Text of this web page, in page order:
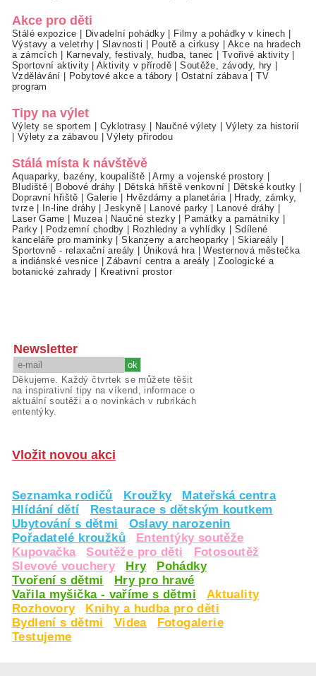
Akce pro děti
Stálé expozice Divadelní pohádky Filmy a pohádky v kinech
Výstavy a veletrhy|Slavnosti Poutě a cirkusy
Akce na hradech
a zámcích
Karnevaly, festivaly, hudba, tanec Tvořivé aktivity
Sportovní aktivity|Aktivity v přírodě |Soutěže, závody, hry
Vzdělávání
Pobytové akce a tábory Ostatní zábava|TV
program
Tipy na výlet
Výlety se sportem Cyklotrasy Naučné výlety
Výlety za historií
Výlety za zábavou |Výlety přírodou
Stálá místa k návštěvě
Aquaparky, bazény, koupaliště |Army a vojenské prostory
Bludiště
Bobové dráhy Dětská hřiště venkovní Dětské koutky
Dopravní hřiště
Galerie Hvězdárny a planetária|
Hrady, zámky,
tvrze| In-line dráhy |Jeskyně| Lanové parky Lanové dráhy
Laser Game
Muzea| Naučné stezky Památky a památníky
Parky| Podzemní chodby Rozhledny a vyhlídky
Sdílené
kanceláře pro maminky |Skanzeny a archeoparky Skiareály
Sportovně - relaxační areály
Úniková hra|Westernová městečka
a indiánské vesnice |Zábavní centra a areály |Zoologické a
botanické zahrady
Kreativní prostor
Newsletter
Děkujeme. Každý čtvrtek se můžete těšit
na inspirativní tipy na víkend, informace o
aktuální soutěži a o novinkách v rubrikách
ententýky.
Vložit novou akci
Seznamka rodičů Kroužky
Mateřská centra
Hlídání dětí
Restaurace s dětským koutkem
Ubytování s dětmi
Oslavy narozenin
Pořadatelé kroužků
Ententýky soutěže
Kupovačka
Soutěže pro děti
Fotosoutěž
Slevové vouchery
Hry
Pohádky
Tvoření s dětmi
Hry pro hravé
Vařila myšička - vaříme s dětmi
Aktuality
Rozhovory
Knihy a hudba pro děti
Bydlení s dětmi
Videa
Fotogalerie
Testujeme